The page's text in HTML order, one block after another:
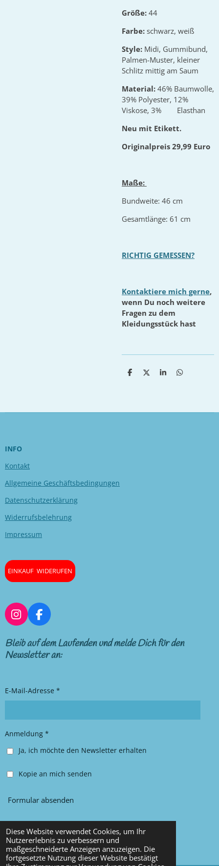
Diese Website verwendet Cookies, um Ihr
Nutzererlebnis zu verbessern und
maßgeschneiderte Anzeigen anzuzeigen. Die
fortgesetzte Nutzung dieser Website bestätigt
Größe: 44
Farbe: schwarz, weiß
Style: Midi, Gummibund,
Palmen-Muster, kleiner
Schlitz mittig am Saum
Material: 46% Baumwolle,
39% Polyester, 12%
Viskose, 3% Elasthan
Neu mit Etikett.
Originalpreis 29,99 Euro
Maße:
Bundweite: 46 cm
Gesamtlänge: 61 cm
RICHTIG GEMESSEN?
Kontaktiere mich gerne,
wenn Du noch weitere
Fragen zu dem
Kleidungsstück hast
T
n
T
n
T
n
T
n
INFO
Kontakt
Allgemeine Geschäftsbedingungen
Datenschutzerklärung
Widerrufsbelehrung
Impressum
EINKAUF WIDERUFEN
I
n
s
t
a
a
F
a
c
e
b
k
Bleib auf dem Laufenden und melde Dich für den
Newsletter an:
E-Mail-Adresse *
Anmeldung *
Ja, ich möchte den Newsletter erhalten
Kopie an mich senden
Formular absenden
© 2025 Chancy Kleidung
Mit Unterstützung vonWebador